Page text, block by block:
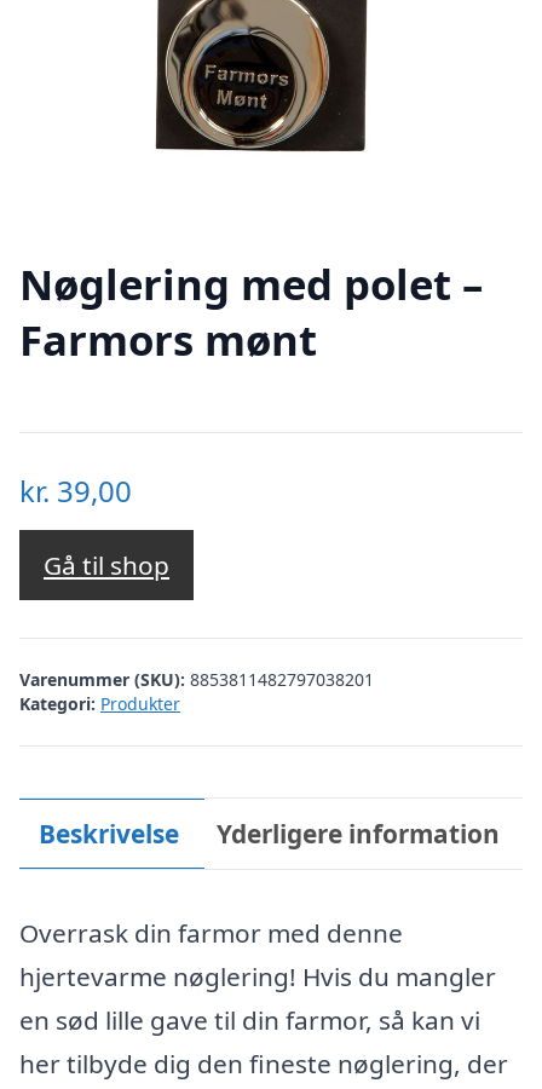
Nøglering med polet –
Farmors mønt
kr. 39,00
Gå til shop
Varenummer (SKU): 8853811482797038201
Kategori: Produkter
Beskrivelse Yderligere information
Overrask din farmor med denne
hjertevarme nøglering! Hvis du mangler
en sød lille gave til din farmor, så kan vi
her tilbyde dig den fineste nøglering, der